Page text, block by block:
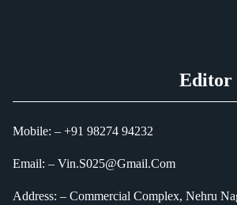
Editor
Mobile: – +91 98274 94232
Email: – Vin.S025@Gmail.Com
Address: – Commercial Complex, Nehru